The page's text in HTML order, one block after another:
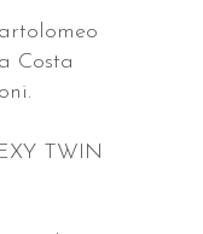
Costa
TWIN